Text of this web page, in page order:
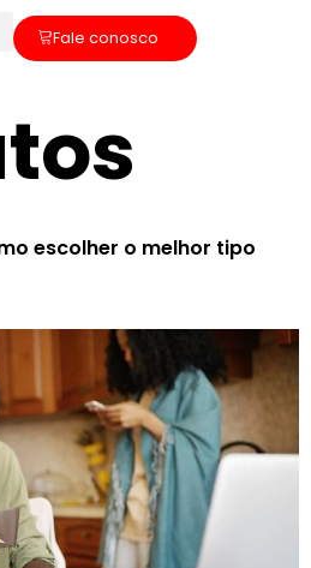
Fale conosco
escolher o melhor tipo